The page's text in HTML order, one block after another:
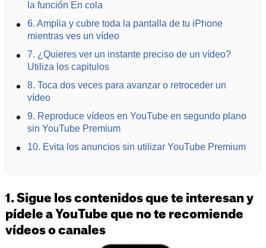
la función En cola
6. Amplia y cubre toda la pantalla de tu iPhone
mientras ves un vídeo
7. ¿Quieres ver un instante preciso de un vídeo?
Utiliza los capitulos
8. Toca dos veces para avanzar o retroceder un
vídeo
9. Reproduce vídeos en YouTube en segundo plano
sin YouTube Premium
10. Evita los anuncios sin utilizar YouTube Premium
1. Sigue los contenidos que te interesan y
pídele a YouTube que no te recomiende
vídeos o canales